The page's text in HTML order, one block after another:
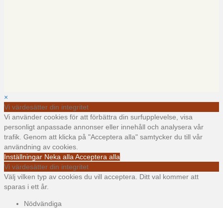
×
Vi värdesätter din integritet
Vi använder cookies för att förbättra din surfupplevelse, visa
personligt anpassade annonser eller innehåll och analysera vår
trafik. Genom att klicka på "Acceptera alla" samtycker du till vår
användning av cookies.
Inställningar Neka alla Acceptera alla
Vi värdesätter din integritet
Välj vilken typ av cookies du vill acceptera. Ditt val kommer att
sparas i ett år.
Nödvändiga